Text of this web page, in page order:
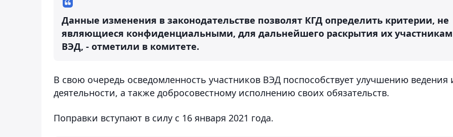
Данные изменения в законодательстве позволят КГД определить критерии, не
являющиеся конфиденциальными, для дальнейшего раскрытия их участникам
ВЭД, - отметили в комитете.
В свою очередь осведомленность участников ВЭД поспособствует улучшению ведения
деятельности, а также добросовестному исполнению своих обязательств.
Поправки вступают в силу с 16 января 2021 года.